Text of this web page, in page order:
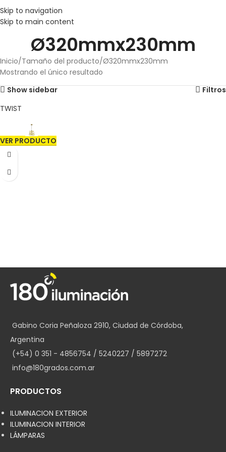
Skip to navigation
Skip to main content
Ø320mmx230mm
Inicio Tamaño del producto Ø320mmx230mm
Mostrando el único resultado
Show sidebar
Filtros
TWIST
VER PRODUCTO
Gabino Coria Peñaloza 2910, Ciudad de Córdoba,
Argentina
(+54) 0 351 - 4856754 / 5240227 / 5897272
info@180grados.com.ar
PRODUCTOS
ILUMINACION EXTERIOR
ILUMINACION INTERIOR
LÁMPARAS